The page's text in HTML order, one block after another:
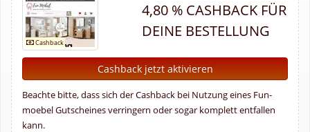
4,80 % CASHBACK FÜR
DEINE BESTELLUNG
Cashback jetzt aktivieren
Beachte bitte, dass sich der Cashback bei Nutzung eines Fun-
moebel Gutscheines verringern oder sogar komplett entfallen
kann.